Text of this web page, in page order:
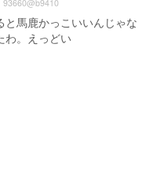
93660@b9410
馬鹿かっこいいんじゃな
わ。えっどい